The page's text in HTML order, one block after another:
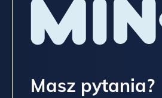
Masz pytania?